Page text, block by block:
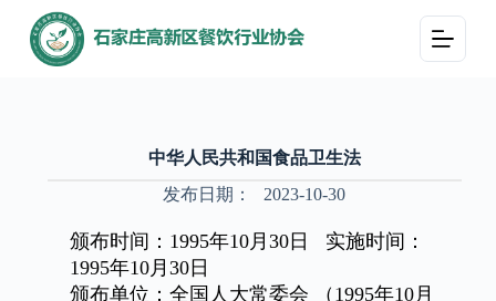
跳
过
中华人民共和国食品卫生法
发布日期：
2023-10-30
颁布时间： 1995年10月30日 实施时间：
1995年10月30日
颁布单位：全国人大常委会
（ 1995年10月